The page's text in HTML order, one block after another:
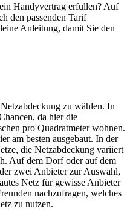
Handyvertrag erfüllen? Auf
den passenden Tarif
Anleitung, damit Sie den
zu wählen. In
da hier die
pro Quadratmeter wohnen.
am besten ausgebaut. In der
die Netzabdeckung variiert
Auf dem Dorf oder auf dem
zwei Anbieter zur Auswahl,
Netz für gewisse Anbieter
nachzufragen, welches
zu nutzen.